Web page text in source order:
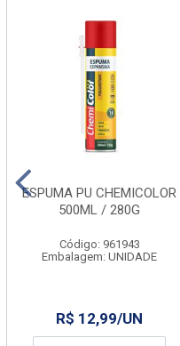
ESPUMA PU CHEMICOLOR
500ML / 280G
Código: 961943
Embalagem: UNIDADE
R$ 12,99/UN